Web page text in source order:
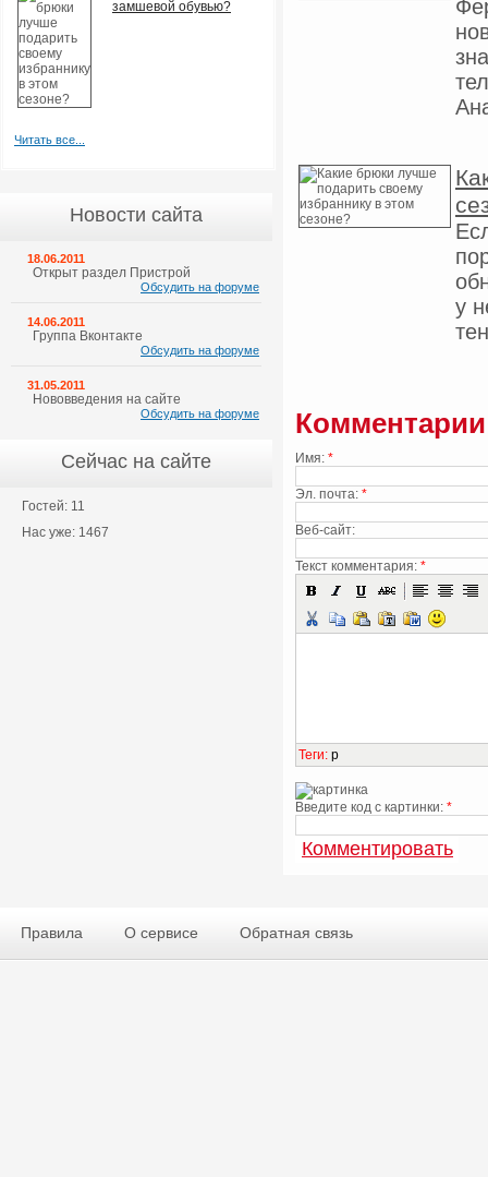
у
Комментарии
Имя: *
Эл. почта: *
Веб-сайт:
Текст комментария: *
Теги: p
Введите код с картинки: *
замшевой обувью?
Читать все...
Новости сайта
18.06.2011
Открыт раздел Пристрой
Обсудить на форуме
14.06.2011
Группа Вконтакте
Обсудить на форуме
31.05.2011
Нововведения на сайте
Обсудить на форуме
Сейчас на сайте
Гостей: 11
Нас уже: 1467
Правила О сервисе Обратная связь